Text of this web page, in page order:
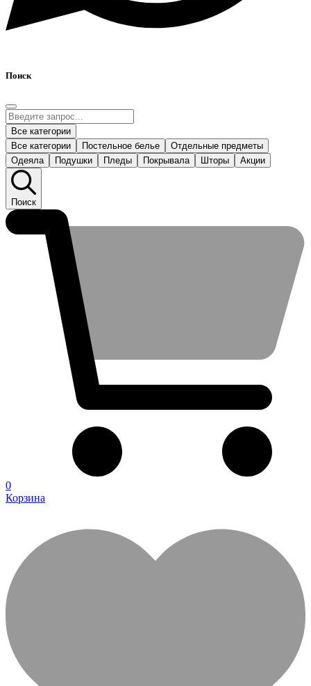
Поиск
Все категории
Все категории
Постельное белье
Отдельные предметы
Одеяла
Подушки Пледы Покрывала Шторы Акции
Поиск
0
Корзина